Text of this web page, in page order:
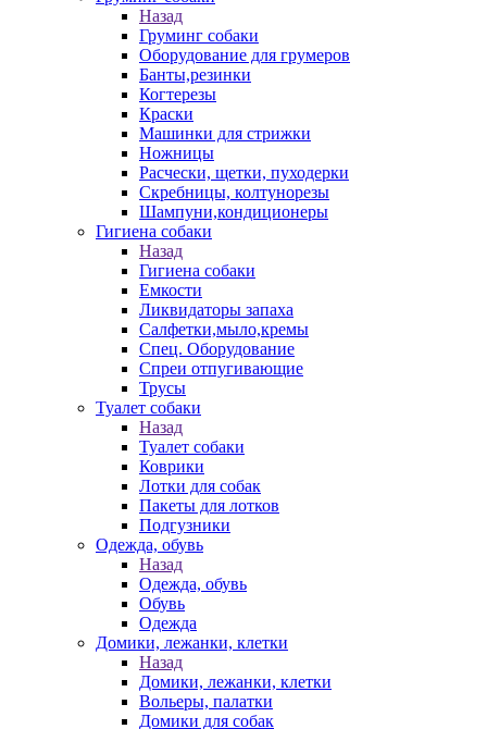
Назад
Груминг собаки
Оборудование для грумеров
Банты,резинки
Когтерезы
Краски
Машинки для стрижки
Ножницы
Расчески, щетки, пуходерки
Скребницы, колтунорезы
Шампуни,кондиционеры
Гигиена собаки
Назад
Гигиена собаки
Емкости
Ликвидаторы запаха
Салфетки,мыло,кремы
Спец. Оборудование
Спреи отпугивающие
Трусы
Туалет собаки
Назад
Туалет собаки
Коврики
Лотки для собак
Пакеты для лотков
Подгузники
Одежда, обувь
Назад
Одежда, обувь
Обувь
Одежда
Домики, лежанки, клетки
Назад
Домики, лежанки, клетки
Вольеры, палатки
Домики для собак